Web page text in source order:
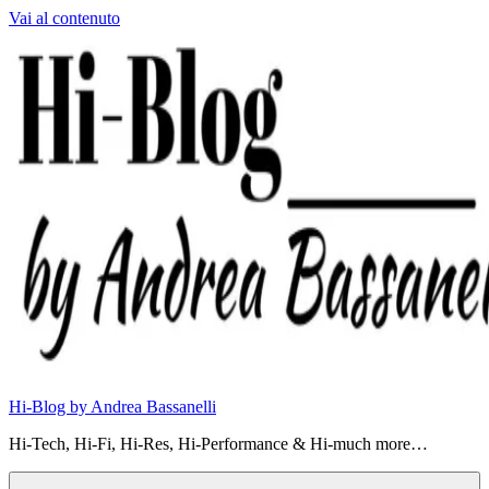
Vai al contenuto
Hi-Blog by Andrea Bassanelli
Hi-Tech, Hi-Fi, Hi-Res, Hi-Performance & Hi-much more…